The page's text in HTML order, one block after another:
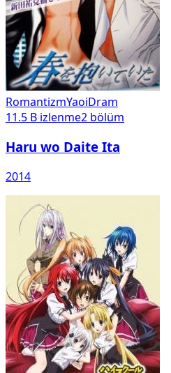
RomantizmYaoiDram
11.5 B izlenme2 bölüm
Haru wo Daite Ita
2014